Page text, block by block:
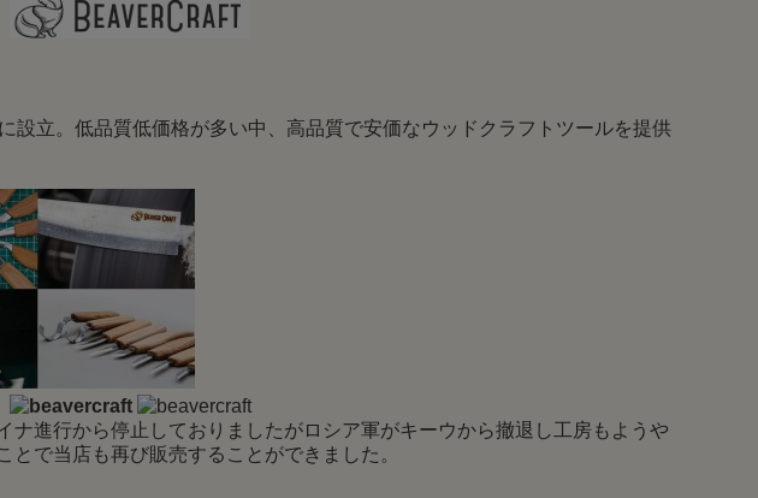
設立。低品質低価格が多い中、高品質で安価なウッドクラフトツールを提供
ナ進行から停止しておりましたがロシア軍がキーウから撤退し工房もようや
とで当店も再び販売することができました。